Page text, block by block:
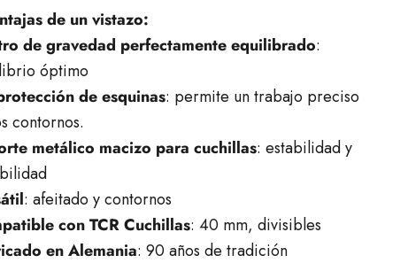
de un vistazo:
de gravedad perfectamente equilibrado:
óptimo
de esquinas: permite un trabajo preciso
contornos.
metálico macizo para cuchillas: estabilidad y
: afeitado y contornos
con TCR Cuchillas: 40 mm, divisibles
en Alemania: 90 años de tradición